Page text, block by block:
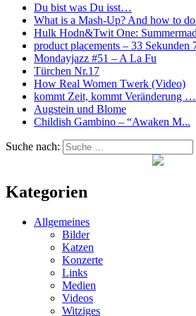
Du bist was Du isst…
What is a Mash-Up? And how to
Hulk Hodn&Twit One:
product placements – 33 Sekunden
Mondayjazz #51 – A La Fu
Türchen Nr.17
How Real Women Twerk (Video)
kommt Zeit, kommt Veränderung …
Augstein und Blome
Childish Gambino – “Awaken M...
Suche nach:
Kategorien
Allgemeines
Bilder
Katzen
Konzerte
Links
Medien
Videos
Witziges